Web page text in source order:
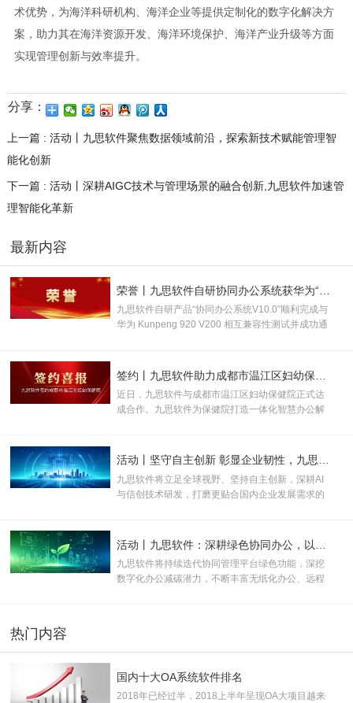
术优势，为海洋科研机构、海洋企业等提供定制化的数字化解决方
案，助力其在海洋资源开发、海洋环境保护、海洋产业升级等方面
实现管理创新与效率提升。
分享：
上一篇 : 活动丨九思软件聚焦数据领域前沿，探索新技术赋能管理智
能化创新
下一篇 : 活动丨深耕AIGC技术与管理场景的融合创新,九思软件加速管
理智能化革新
最新内容
九思软件自研产品“协同办公系统V10.0”顺利完成与
华为 Kunpeng 920 V200 相互兼容性测试并成功通
用权”。
近日，九思软件与成都市温江区妇幼保健院正式达
成合作。九思软件为保健院打造一体化智慧办公解
疗服务向数字化、规范化、智能化升级。
九思软件将立足全球视野、坚持自主创新，深耕AI
与信创技术研发，打磨更贴合国内企业发展需求的
九思软件将持续迭代协同管理平台绿色功能，深挖
数字化办公减碳潜力，不断丰富无纸化办公、远程
热门内容
国内十大OA系统软件排名
2018年已经过半，2018上半年呈现OA大项目越来